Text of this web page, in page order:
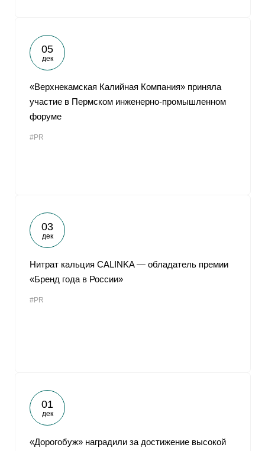
05
дек
«Верхнекамская Калийная Компания» приняла
участие в Пермском инженерно-промышленном
форуме
#PR
03
дек
Нитрат кальция CALINKA — обладатель премии
«Бренд года в России»
#PR
01
дек
«Дорогобуж» наградили за достижение высокой